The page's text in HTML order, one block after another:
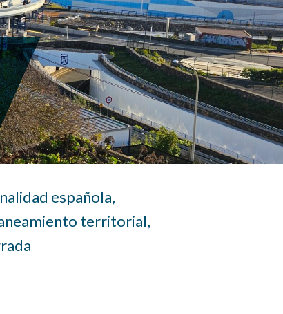
española,
territorial,